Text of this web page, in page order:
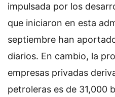
impulsada por los
que iniciaron en esta
septiembre han
diarios. En cambio, la
empresas privadas
petroleras es de 31,000